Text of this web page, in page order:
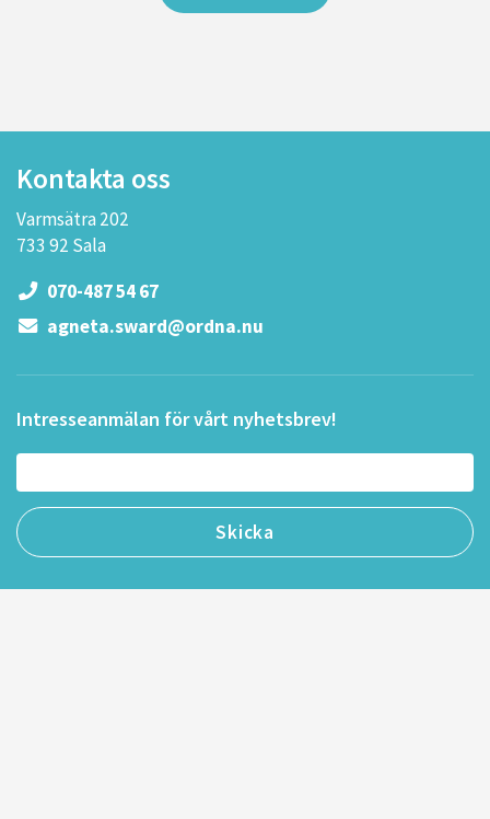
Kontakta oss
Varmsätra 202
733 92 Sala
070-487 54 67
agneta.sward@ordna.nu
Intresseanmälan för vårt nyhetsbrev!